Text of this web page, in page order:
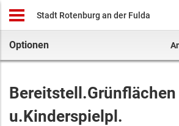
Stadt Rotenburg an der Fulda
Optionen
Bereitstell.Grünflächen
u.Kinderspielpl.